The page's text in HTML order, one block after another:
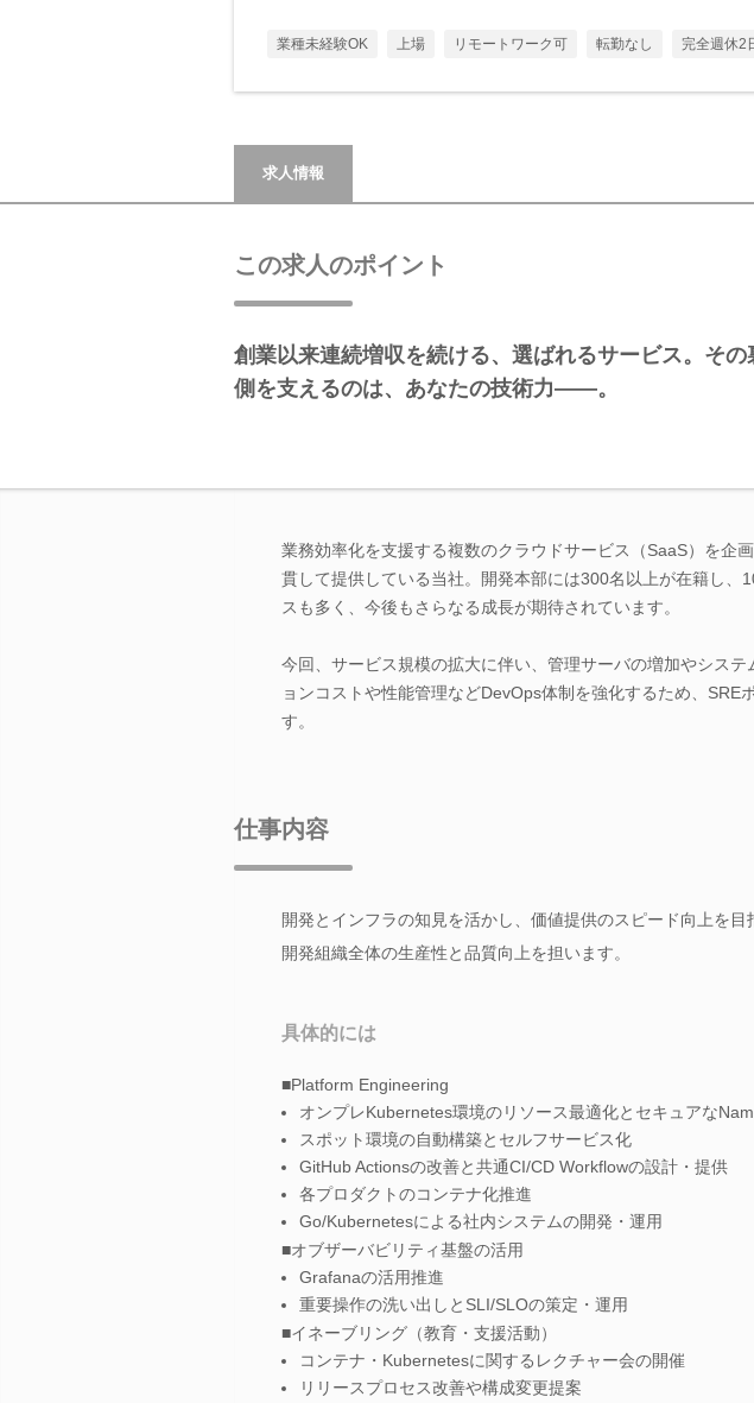
業種未経験OK 上場 リモートワーク可 転勤なし 完全週休2
求人情報
この求人のポイント
創業以来連続増収を続ける、選ばれるサービス。その
側を支えるのは、あなたの技術力――。
業務効率化を支援する複数のクラウドサービス（SaaS）を企
貫して提供している当社。開発本部には300名以上が在籍し、
スも多く、今後もさらなる成長が期待されています。
今回、サービス規模の拡大に伴い、管理サーバの増加やシス
ョンコストや性能管理などDevOps体制を強化するため、SRE
す。
仕事内容
開発とインフラの知見を活かし、価値提供のスピード向上を目
開発組織全体の生産性と品質向上を担います。
具体的には
■Platform Engineering
オンプレKubernetes環境のリソース最適化とセキュアな
スポット環境の自動構築とセルフサービス化
GitHub Actionsの改善と共通CI/CD Workflowの設計・提供
各プロダクトのコンテナ化推進
Go/Kubernetesによる社内システムの開発・運用
■オブザーバビリティ基盤の活用
Grafanaの活用推進
重要操作の洗い出しとSLI/SLOの策定・運用
■イネーブリング（教育・支援活動）
コンテナ・Kubernetesに関するレクチャー会の開催
リリースプロセス改善や構成変更提案